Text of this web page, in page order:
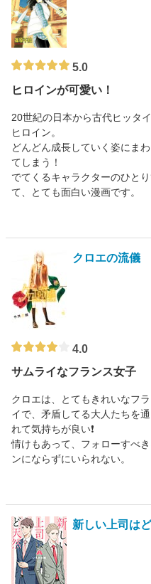
5.0
ヒロインが可愛い！
20世紀の日本から古代ヒッタ
ヒロイン。
どんどん成長していく姿にま
てしまう！
でてくるキャラクターのひと
て、とても面白い漫画です。
クロエの流儀
4.0
サムライなフランス女子
クロエは、とてもきれいなフ
イで、矛盾してる大人たちを
れて気持ちが良い❗
情けもあって、フォローすべ
ンにならずにいられない。
新しい上司は